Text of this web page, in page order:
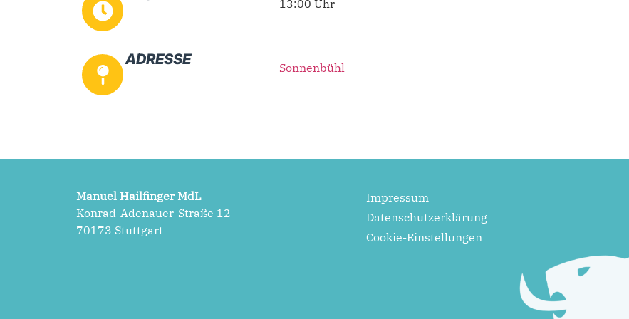
13:00 Uhr
ADRESSE Sonnenbühl
Manuel Hailfinger MdL
Konrad-Adenauer-Straße 12
70173 Stuttgart
Impressum
Datenschutzerklärung
Cookie-Einstellungen